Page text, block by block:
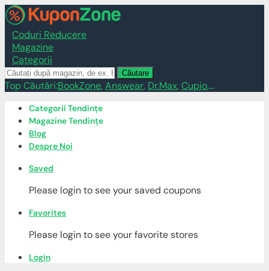
Coduri Reducere
Magazine
Categorii
Căutare
Top Căutări:BookZone, Answear, Dr.Max, Cupio,...
Skip
content
Categorii Tendințe
Magazine Tendințe
Blog
Despre Noi
Saved
Please login to see your saved coupons
Favorites
Please login to see your favorite stores
Login